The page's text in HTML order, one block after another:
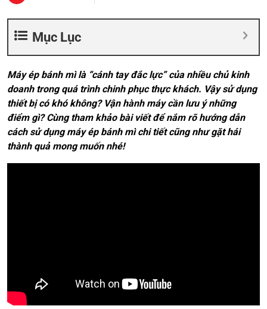
Mục Lục
Máy ép bánh mì là “cánh tay đắc lực” của nhiều chủ kinh
doanh trong quá trình chinh phục thực khách. Vậy sử dụng
thiết bị có khó không? Vận hành máy cần lưu ý những
điểm gì? Cùng tham khảo bài viết để nắm rõ hướng dẫn
cách sử dụng máy ép bánh mì chi tiết cũng như gặt hái
thành quả mong muốn nhé!